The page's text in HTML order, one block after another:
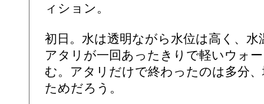
ィション。
初日。水は透明ながら水位は高く、水
アタリが一回あったきりで軽いウォ
む。アタリだけで終わったのは多分
ためだろう。